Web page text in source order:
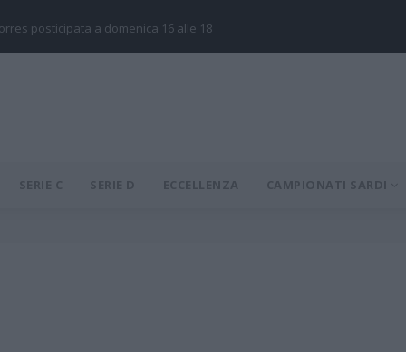
posticipata a domenica 16 alle 18
SERIE C SERIE D ECCELLENZA CAMPIONATI SARDI